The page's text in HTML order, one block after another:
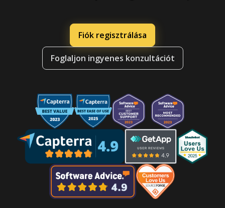
Fiók regisztrálása
Foglaljon ingyenes konzultációt